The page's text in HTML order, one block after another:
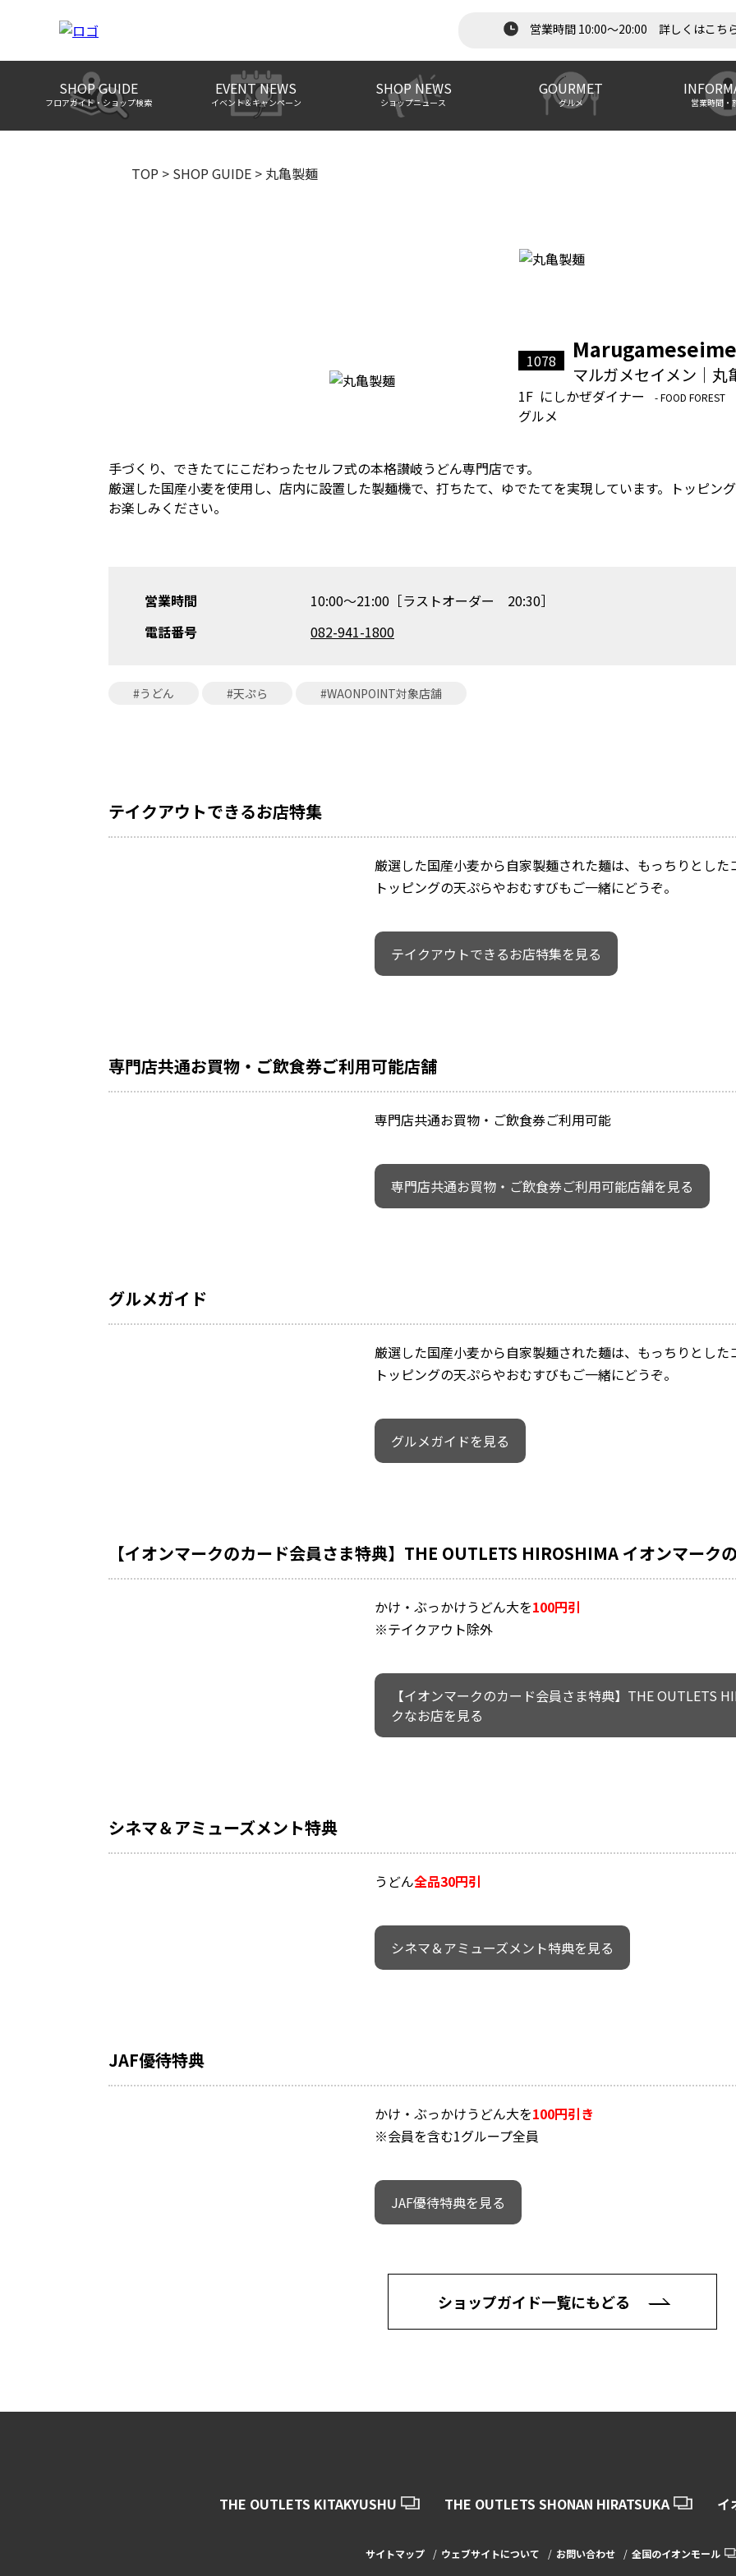
営業時間 10:00～20:00 詳しくはこち
SHOP GUIDE
フロアガイド・ショップ検索
EVENT NEWS
イベント＆キャンペーン
SHOP NEWS
ショップニュース
GOURMET
グルメ 営業時間・
TOP > SHOP GUIDE > 丸亀製麺
1078
マルガメセイメン｜丸
1F にしかぜダイナー - FOOD FOREST
グルメ
手づくり、できたてにこだわったセルフ式の本格讃岐うどん専門店です。
厳選した国産小麦を使用し、店内に設置した製麺機で、打ちたて、ゆでたてを実現しています。トッピン
お楽しみください。
営業時間
10:00～21:00［ラストオーダー 20:30］
電話番号
082-941-1800
#うどん #天ぷら #WAONPOINT対象店舗
テイクアウトできるお店特集
厳選した国産小麦から自家製麺された麺は、もっちりとした
トッピングの天ぷらやおむすびもご一緒にどうぞ。
テイクアウトできるお店特集を見る
専門店共通お買物・ご飲食券ご利用可能店舗
専門店共通お買物・ご飲食券ご利用可能
専門店共通お買物・ご飲食券ご利用可能店舗を見る
グルメガイド
厳選した国産小麦から自家製麺された麺は、もっちりとした
トッピングの天ぷらやおむすびもご一緒にどうぞ。
グルメガイドを見る
【イオンマークのカード会員さま特典】THE OUTLETS HIROSHIMA イオンマーク
かけ・ぶっかけうどん大を100円引
※テイクアウト除外
【イオンマークのカード会員さま特典】THE OUTLETS
クなお店を見る
シネマ＆アミューズメント特典
うどん全品30円引
シネマ＆アミューズメント特典を見る
JAF優待特典
かけ・ぶっかけうどん大を100円引き
※会員を含む1グループ全員
JAF優待特典を見る
ショップガイド一覧にもどる
THE OUTLETS KITAKYUSHU THE OUTLETS SHONAN HIRATSUKA イ
サイトマップ ウェブサイトについて お問い合わせ 全国のイオンモール